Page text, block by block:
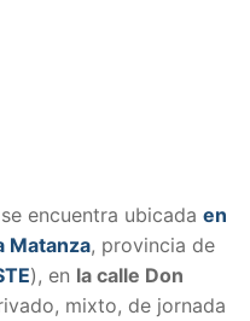
se encuentra ubicada en
Matanza, provincia de
), en la calle Don
mixto, de jornada